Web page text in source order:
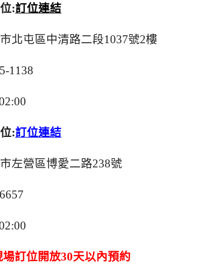
:訂位連結
北屯區中清路二段1037號2樓
1138
:訂位連結
左營區博愛二路238號
訂位開放30天以內預約